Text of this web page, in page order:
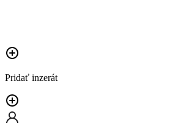
Pridať inzerát